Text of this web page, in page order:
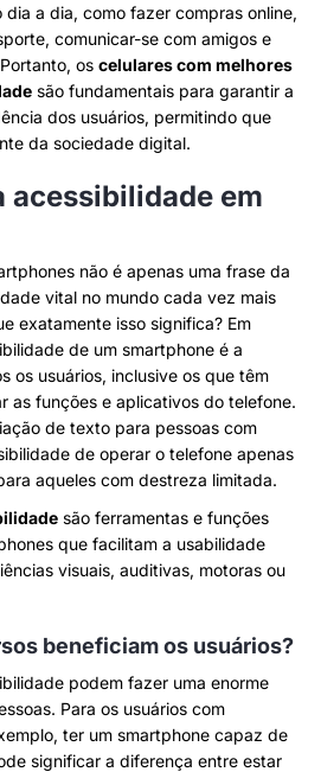
a dia, como fazer compras online,
comunicar-se com amigos e
os celulares com melhores
são fundamentais para garantir a
dos usuários, permitindo que
da sociedade digital.
acessibilidade em
não é apenas uma frase da
vital no mundo cada vez mais
exatamente isso significa? Em
de um smartphone é a
os usuários, inclusive os que têm
as funções e aplicativos do telefone.
de texto para pessoas com
de operar o telefone apenas
aqueles com destreza limitada.
são ferramentas e funções
que facilitam a usabilidade
visuais, auditivas, motoras ou
beneficiam os usuários?
podem fazer uma enorme
Para os usuários com
ter um smartphone capaz de
significar a diferença entre estar